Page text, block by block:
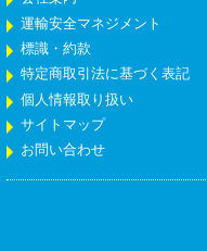
運輸安全マネジメント
標識・約款
特定商取引法に基づく表記
個人情報取り扱い
サイトマップ
お問い合わせ